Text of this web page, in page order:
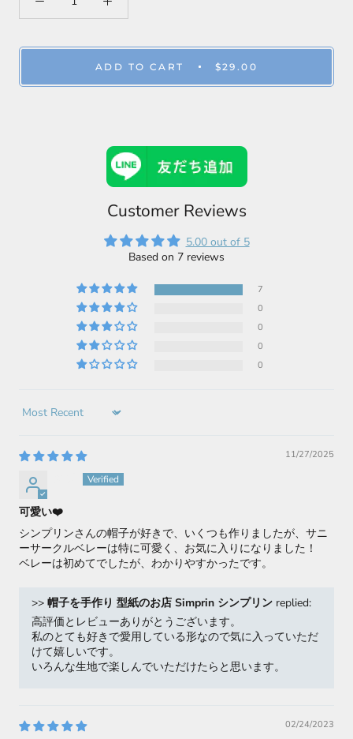
ADD TO CART $29.00
Customer Reviews
5.00 out of 5
Based on 7 reviews
7
0
0
0
0
Sort by
11/27/2025
可愛い❤️
シンプリンさんの帽子が好きで、いくつも作りましたが、サニ
ーサークルベレーは特に可愛く、お気に入りになりました！
ベレーは初めてでしたが、わかりやすかったです。
>> 帽子を手作り 型紙のお店 Simprin シンプリン replied:
高評価とレビューありがとうございます。
私のとても好きで愛用している形なので気に入っていただ
けて嬉しいです。
いろんな生地で楽しんでいただけたらと思います。
02/24/2023